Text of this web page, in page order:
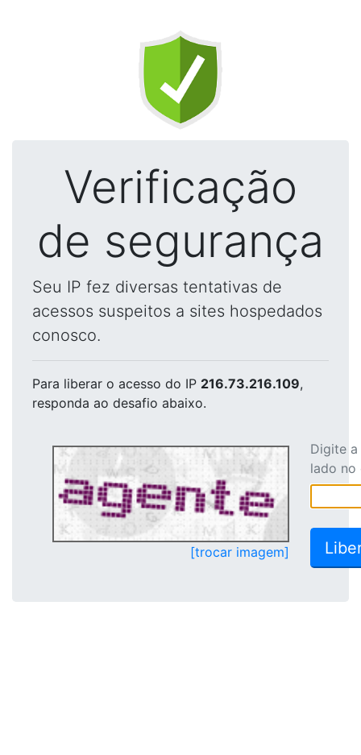
Verificação
de segurança
Seu IP fez diversas tentativas de
acessos suspeitos a sites hospedados
conosco.
Para liberar o acesso do IP 216.73.216.109,
responda ao desafio abaixo.
[trocar imagem]
Digite
lado no